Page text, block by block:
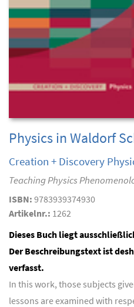
Physics in Waldorf
Creation + Discovery
Teaching Physics
ISBN: 9783939374930
Artikelnr.: 1262
Dieses Buch liegt
Der Beschreibungstext ist
verfasst.
In this work, those subjects
lessons are examined with